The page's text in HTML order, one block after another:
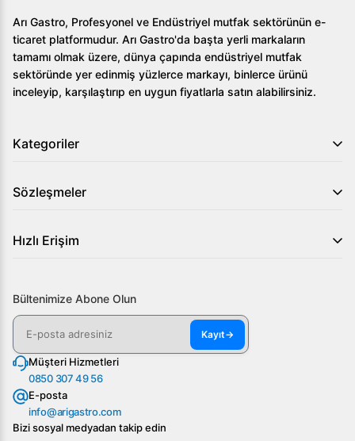
Arı Gastro, Profesyonel ve Endüstriyel mutfak sektörünün e-
ticaret platformudur. Arı Gastro'da başta yerli markaların
tamamı olmak üzere, dünya çapında endüstriyel mutfak
sektöründe yer edinmiş yüzlerce markayı, binlerce ürünü
inceleyip, karşılaştırıp en uygun fiyatlarla satın alabilirsiniz.
Kategoriler
Sözleşmeler
Hızlı Erişim
Bültenimize Abone Olun
Kayıt→
Müşteri Hizmetleri
0850 307 49 56
E-posta
info@arigastro.com
Bizi sosyal medyadan takip edin